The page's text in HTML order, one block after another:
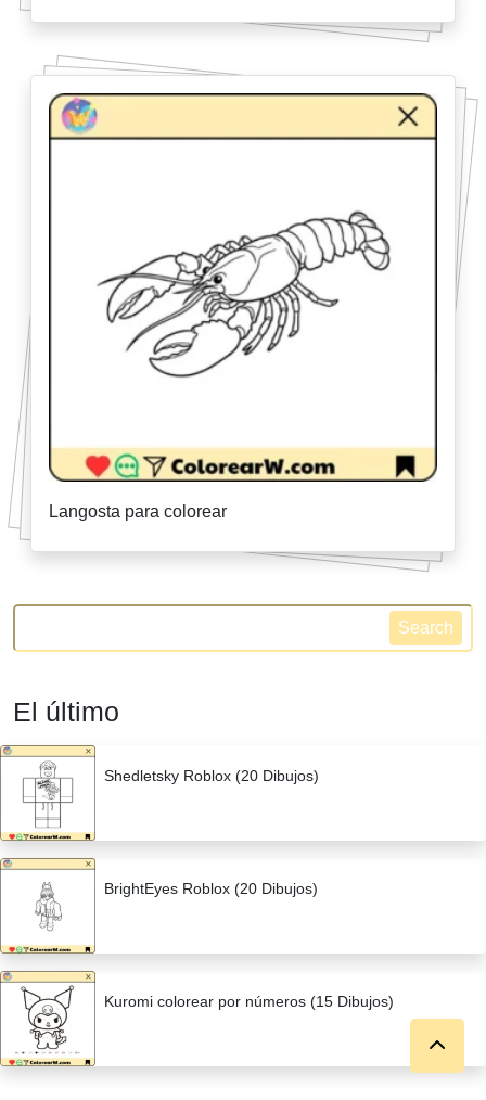
Langosta para colorear
Search
El último
Shedletsky Roblox (20 Dibujos)
BrightEyes Roblox (20 Dibujos)
Kuromi colorear por números (15 Dibujos)